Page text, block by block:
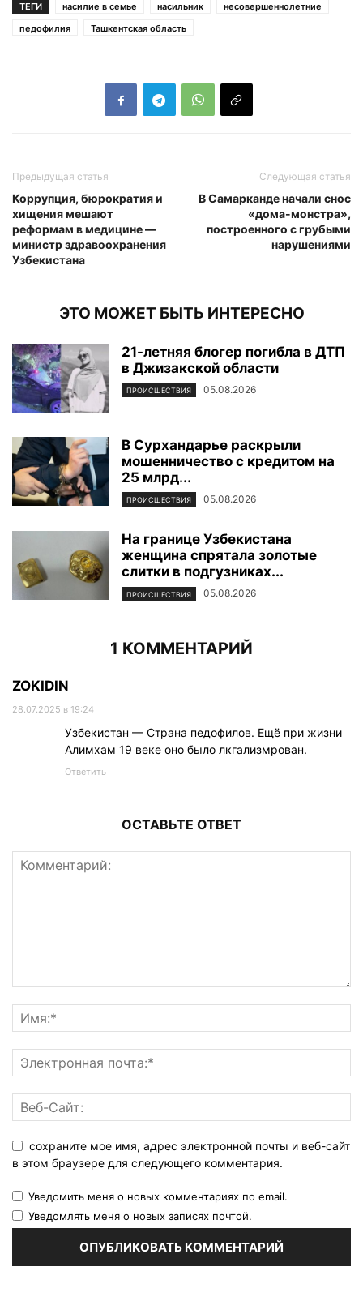
ТЕГИ насилие в семье насильник
несовершеннолетние
педофилия
Ташкентская область
Предыдущая статья
Коррупция, бюрократия и
хищения мешают
реформам в медицине —
министр здравоохранения
Узбекистана
Следующая статья
В Самарканде начали снос
«дома-монстра»,
построенного с грубыми
нарушениями
ЭТО МОЖЕТ БЫТЬ ИНТЕРЕСНО
21-летняя блогер погибла в ДТП
в Джизакской области
ПРОИСШЕСТВИЯ 05.08.2026
В Сурхандарье раскрыли
мошенничество с кредитом на
25 млрд...
ПРОИСШЕСТВИЯ 05.08.2026
На границе Узбекистана
женщина спрятала золотые
слитки в подгузниках...
ПРОИСШЕСТВИЯ 05.08.2026
1 КОММЕНТАРИЙ
ZOKIDIN
28.07.2025 в 19:24
Узбекистан — Страна педофилов. Ещё при жизни
Алимхам 19 веке оно было лкгализмрован.
Ответить
ОСТАВЬТЕ ОТВЕТ
сохраните мое имя, адрес электронной почты и веб-сайт
в этом браузере для следующего комментария.
Уведомить меня о новых комментариях по email.
Уведомлять меня о новых записях почтой.